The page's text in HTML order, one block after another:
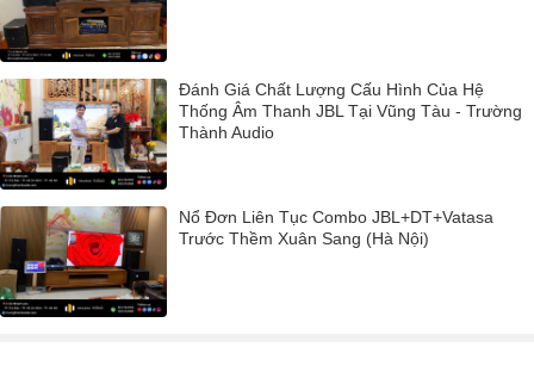
Đánh Giá Chất Lượng Cấu Hình Của Hệ
Thống Âm Thanh JBL Tại Vũng Tàu - Trường
Thành Audio
Nổ Đơn Liên Tục Combo JBL+DT+Vatasa
Trước Thềm Xuân Sang (Hà Nội)